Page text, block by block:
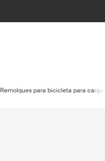
Remolques para bicicleta para carga